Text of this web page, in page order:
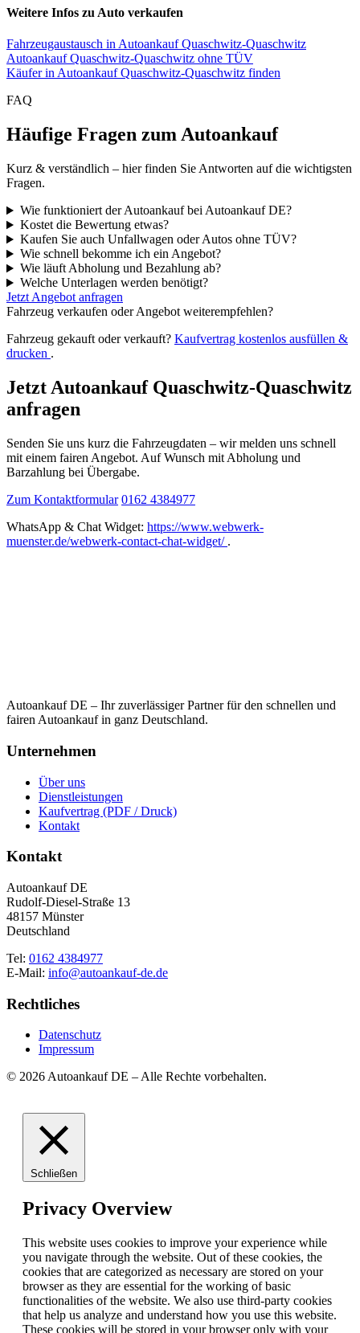
Weitere Infos zu Auto verkaufen
Fahrzeugaustausch in Autoankauf Quaschwitz-Quaschwitz
Autoankauf Quaschwitz-Quaschwitz ohne TÜV
Käufer in Autoankauf Quaschwitz-Quaschwitz finden
FAQ
Häufige Fragen zum Autoankauf
Kurz & verständlich – hier finden Sie Antworten auf die wichtigsten
Fragen.
Wie funktioniert der Autoankauf bei Autoankauf DE?
Kostet die Bewertung etwas?
Kaufen Sie auch Unfallwagen oder Autos ohne TÜV?
Wie schnell bekomme ich ein Angebot?
Wie läuft Abholung und Bezahlung ab?
Welche Unterlagen werden benötigt?
Jetzt Angebot anfragen
Fahrzeug verkaufen oder Angebot weiterempfehlen?
Fahrzeug gekauft oder verkauft? Kaufvertrag kostenlos ausfüllen &
drucken .
Jetzt Autoankauf Quaschwitz-Quaschwitz
anfragen
Senden Sie uns kurz die Fahrzeugdaten – wir melden uns schnell
mit einem fairen Angebot. Auf Wunsch mit Abholung und
Barzahlung bei Übergabe.
Zum Kontaktformular 0162 4384977
WhatsApp & Chat Widget: https://www.webwerk-
muenster.de/webwerk-contact-chat-widget/ .
Autoankauf DE – Ihr zuverlässiger Partner für den schnellen und
fairen Autoankauf in ganz Deutschland.
Unternehmen
Über uns
Dienstleistungen
Kaufvertrag (PDF / Druck)
Kontakt
Kontakt
Autoankauf DE
Rudolf-Diesel-Straße 13
48157 Münster
Deutschland
Tel: 0162 4384977
E-Mail: info@autoankauf-de.de
Rechtliches
Datenschutz
Impressum
© 2026 Autoankauf DE – Alle Rechte vorbehalten.
Schließen
Privacy Overview
This website uses cookies to improve your experience while
you navigate through the website. Out of these cookies, the
cookies that are categorized as necessary are stored on your
browser as they are essential for the working of basic
functionalities of the website. We also use third-party cookies
that help us analyze and understand how you use this website.
These cookies will be stored in your browser only with your